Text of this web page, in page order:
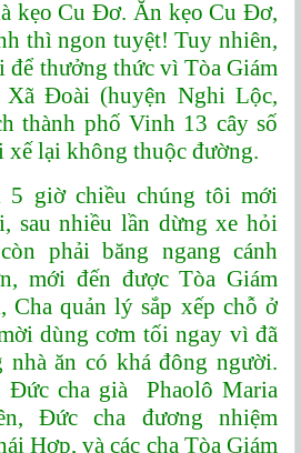
kẹo Cu Đơ. Ăn kẹo Cu Đơ,
thì ngon tuyệt! Tuy nhiên,
để thưởng thức vì Tòa Giám
Đoài (huyện Nghi Lộc,
thành phố Vinh 13 cây số
xế lại không thuộc đường.
5 giờ chiều chúng tôi mới
sau nhiều lần dừng xe hỏi
phải băng ngang cánh
mới đến được Tòa Giám
Cha quản lý sắp xếp chỗ ở
dùng cơm tối ngay vì đã
nhà ăn có khá đông người.
Đức cha già
Phaolô Maria
Đức cha đương nhiệm
Hợp, và các cha Tòa Giám